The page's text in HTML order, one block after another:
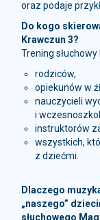
Do kogo
Krawczun 3?
Trening
rodziców,
opiekunów w
nauczycieli
i
instruktorów
wszystkich,
z dziećmi.
„naszego”
słuchowego